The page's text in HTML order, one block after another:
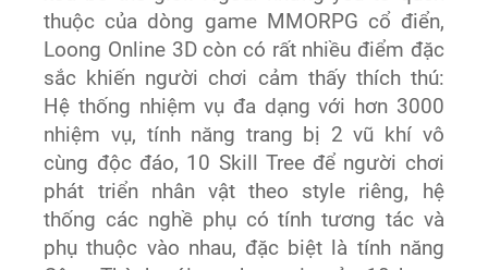
thuộc của dòng game MMORPG cổ điển,
Loong Online 3D còn có rất nhiều điểm đặc
sắc khiến người chơi cảm thấy thích thú:
Hệ thống nhiệm vụ đa dạng với hơn 3000
nhiệm vụ, tính năng trang bị 2 vũ khí vô
cùng độc đáo, 10 Skill Tree để người chơi
phát triển nhân vật theo style riêng, hệ
thống các nghề phụ có tính tương tác và
phụ thuộc vào nhau, đặc biệt là tính năng